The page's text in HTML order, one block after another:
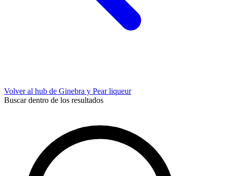
Volver al hub de Ginebra y Pear liqueur
Buscar dentro de los resultados